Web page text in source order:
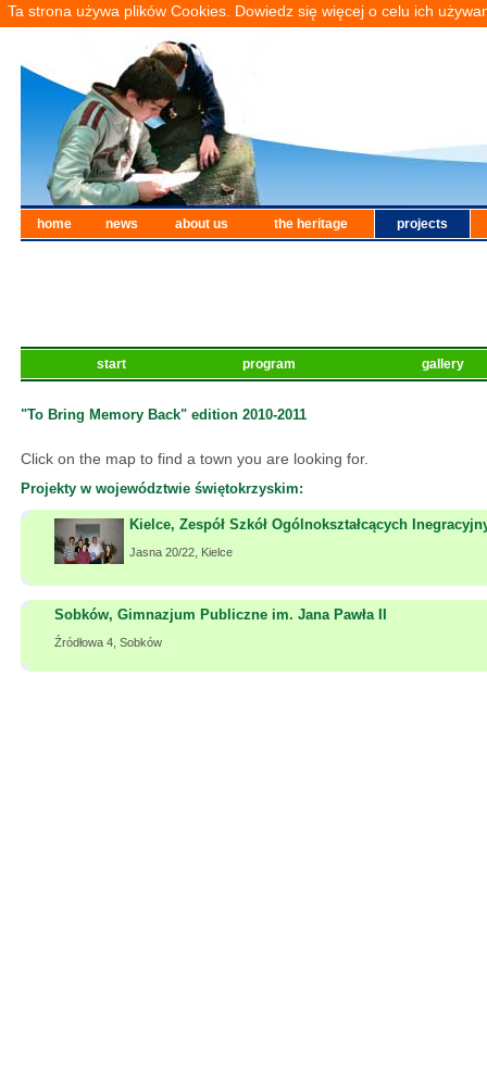
Ta strona używa plików Cookies. Dowiedz się więcej o celu ich
home news about us the heritage projects
start program gallery
"To Bring Memory Back" edition 2010-2011
Click on the map to find a town you are looking for.
Projekty w województwie świętokrzyskim:
Kielce, Zespół Szkół Ogólnokształcących
Jasna 20/22, Kielce
Sobków, Gimnazjum Publiczne im. Jana Pawła II
Źródłowa 4, Sobków